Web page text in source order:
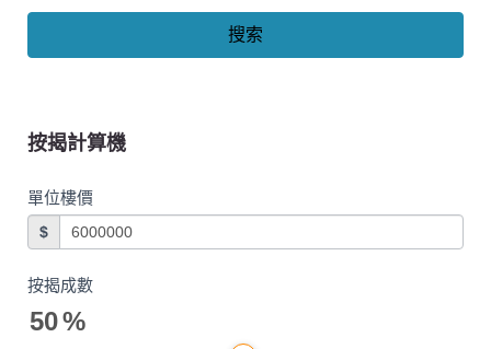
搜索
按揭計算機
單位樓價
$
按揭成數
50%